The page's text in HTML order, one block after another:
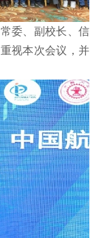
委、副校长、信
视本次会议，并